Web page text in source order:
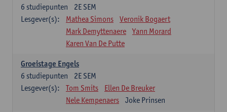
2E SEM
6 studiepunten
Lesgever(s):
Mathea Simons
Veronik Bogaert
Mark Demyttenaere
Yann Morard
Karen Van De Putte
Groeistage Engels
2E SEM
6 studiepunten
Lesgever(s):
Tom Smits
Ellen De Breuker
Nele Kempenaers
Joke Prinsen